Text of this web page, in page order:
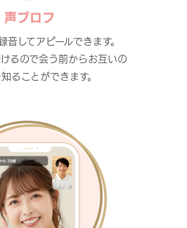
声プロフ
音してアピールできます。
るので会う前からお互いの
ることができます。